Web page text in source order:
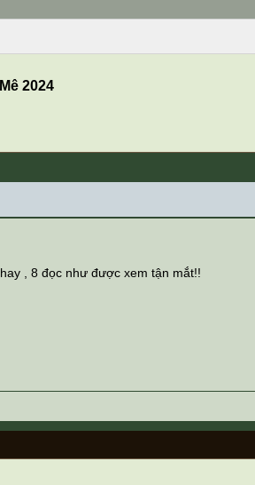
2024
, 8 đọc như được xem tận mắt!!